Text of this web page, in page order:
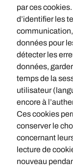
par ces
d’identifier les
données pour
détecter les
données,
temps de la
utilisateur
encore à
Ces cookies
conserver le
concernant
lecture de
nouveau